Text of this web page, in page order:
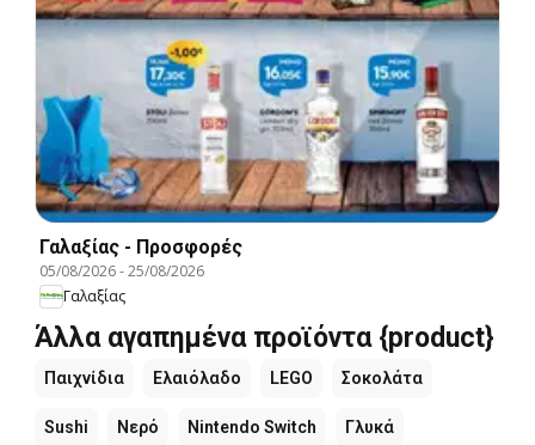
Γαλαξίας - Προσφορές
05/08/2026-25/08/2026
Γαλαξίας
Άλλα αγαπημένα προϊόντα {product}
Παιχνίδια Ελαιόλαδο LEGO Σοκολάτα
Sushi Νερό Nintendo Switch Γλυκά